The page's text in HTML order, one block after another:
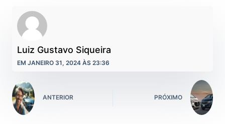
Luiz Gustavo Siqueira
EM JANEIRO 31, 2024 ÀS 23:36
ANTERIOR PRÓXIMO